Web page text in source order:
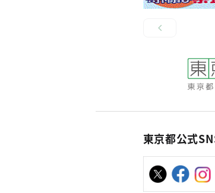
東京都公式